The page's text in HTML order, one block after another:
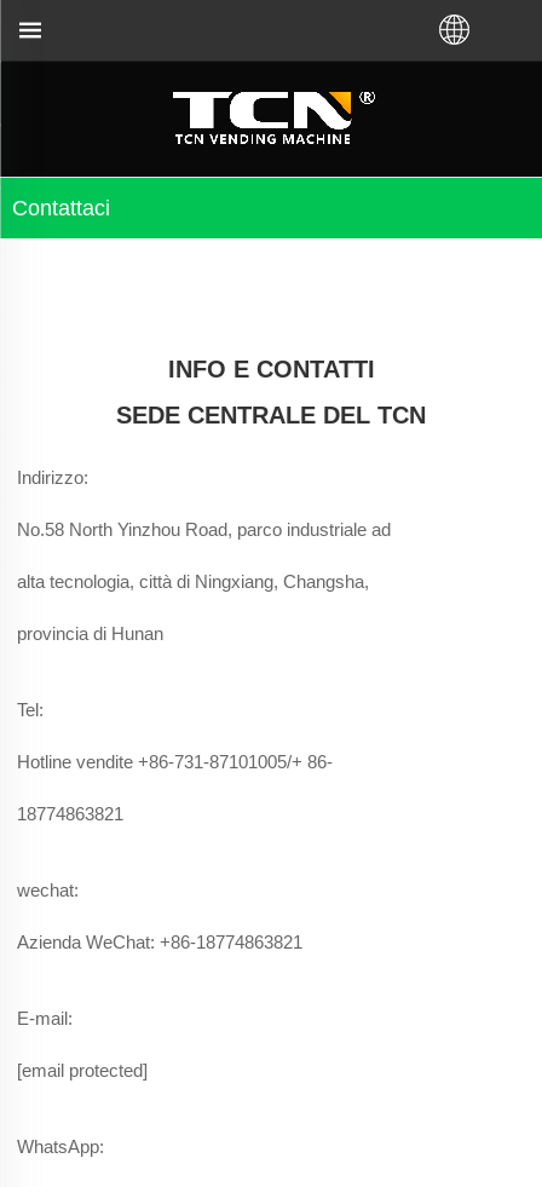
Contattaci
INFO E CONTATTI
SEDE CENTRALE DEL TCN
Indirizzo:
No.58 North Yinzhou Road, parco industriale ad
alta tecnologia, città di Ningxiang, Changsha,
provincia di Hunan
Tel:
Hotline vendite +86-731-87101005/+ 86-
18774863821
wechat:
Azienda WeChat: +86-18774863821
E-mail:
[email protected]
WhatsApp:
del distributore automatico e la risoluzione